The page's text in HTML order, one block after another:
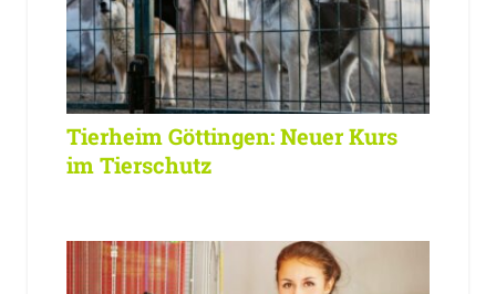
Tierheim Göttingen: Neuer Kurs
im Tierschutz